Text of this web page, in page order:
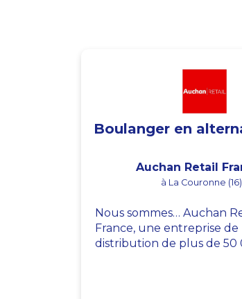
Boulanger en
Auchan Retail
à La Couronne (16)
Nous sommes… Auchan
France, une entreprise de
distribution de plus de 50